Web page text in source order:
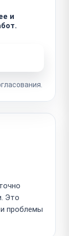
и
Это
проблемы